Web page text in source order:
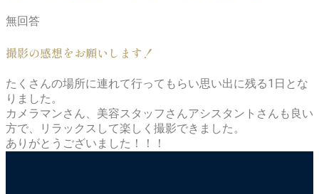
無回答
撮影の感想をお願いします！
たくさんの場所に連れて行ってもらい思い出に残る1日とな
りました。
カメラマンさん、美容スタッフさんアシスタントさんも良い
方で、リラックスして楽しく撮影できました。
ありがとうございました！！！